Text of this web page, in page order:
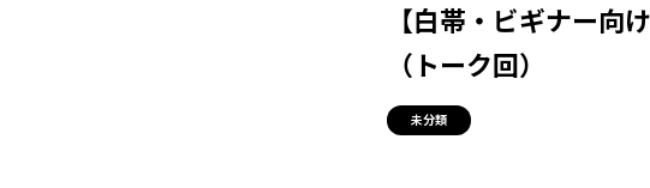
【白帯・ビギナー向
（トーク回）
未分類